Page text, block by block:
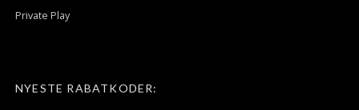
Private Play
NYESTE RABATKODER: